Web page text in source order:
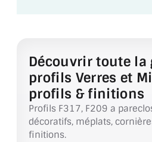
VERRES TEXTURÉS
PLEXIGLAS PMMA
DOUBLE VITRAGE
Découvrir toute la
profils Verres et
profils & finitions
Profils F317, F209 a
décoratifs, méplats,
finitions.